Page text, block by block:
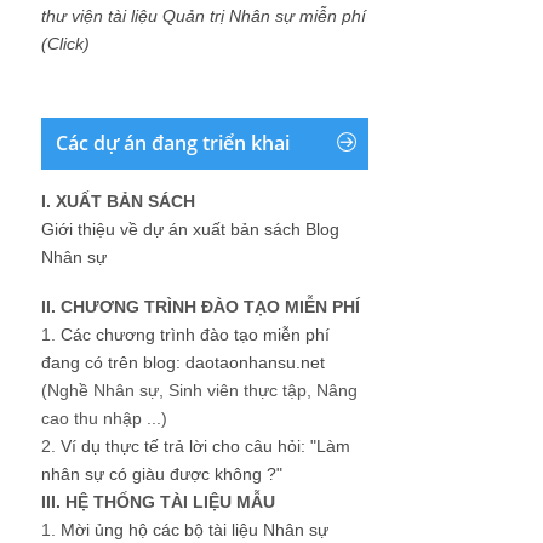
thư viện tài liệu Quản trị Nhân sự miễn phí
(Click)
Các dự án đang triển khai
I. XUẤT BẢN SÁCH
Giới thiệu về dự án xuất bản sách Blog
Nhân sự
II. CHƯƠNG TRÌNH ĐÀO TẠO MIỄN PHÍ
1. Các chương trình đào tạo miễn phí
đang có trên blog: daotaonhansu.net
(Nghề Nhân sự, Sinh viên thực tập, Nâng
cao thu nhập ...)
2. Ví dụ thực tế trả lời cho câu hỏi: "Làm
nhân sự có giàu được không ?"
III. HỆ THỐNG TÀI LIỆU MẪU
1. Mời ủng hộ các bộ tài liệu Nhân sự